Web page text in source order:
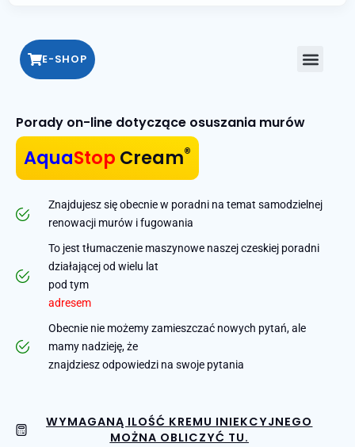
E-SHOP
Porady on-line dotyczące osuszania murów
AquaStop Cream®
Znajdujesz się obecnie w poradni na temat samodzielnej
renowacji murów i fugowania
To jest tłumaczenie maszynowe naszej czeskiej poradni
działającej od wielu lat
pod tym
adresem
Obecnie nie możemy zamieszczać nowych pytań, ale
mamy nadzieję, że
znajdziesz odpowiedzi na swoje pytania
WYMAGANĄ ILOŚĆ KREMU INIEKCYJNEGO
MOŻNA OBLICZYĆ TU.